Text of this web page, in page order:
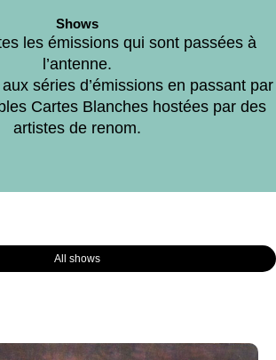
Shows
les émissions qui sont passées à
l’antenne.
séries d’émissions en passant par
Cartes Blanches hostées par des
artistes de renom.
All shows
PagePagePagePagePage Page